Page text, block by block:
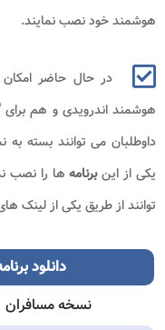
هوشمند خود نصب نمایند.
در حال حاضر
هوشمند اندرویدی و هم
داوطلبان می توانند بسته
یکی از اینبرنامه ها را نصب
توانند از طریق یکی از لینک
دانلود
نسخه مسافران